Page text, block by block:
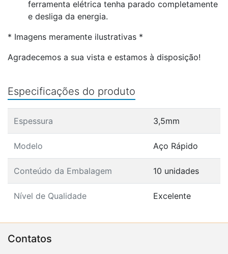
ferramenta elétrica tenha parado completamente
e desliga da energia.
* Imagens meramente ilustrativas *
Agradecemos a sua vista e estamos à disposição!
Especificações do produto
Espessura 3,5mm
Modelo Aço Rápido
Conteúdo da Embalagem 10 unidades
Nível de Qualidade Excelente
Contatos